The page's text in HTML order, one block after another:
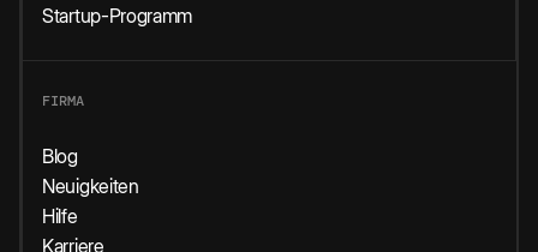
Startup-Programm
FIRMA
Blog
Neuigkeiten
Hilfe
Karriere